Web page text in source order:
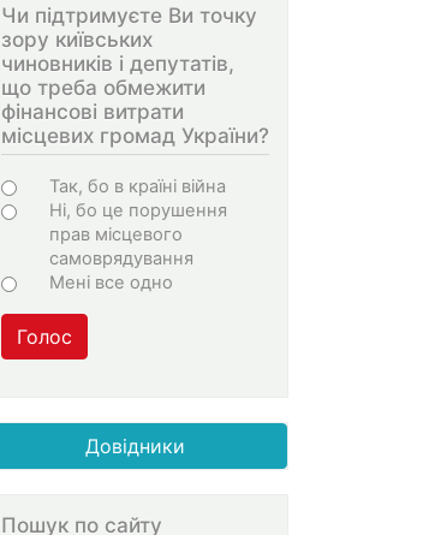
Чи підтримуєте Ви точку
зору київських
чиновників і депутатів,
що треба обмежити
фінансові витрати
місцевих громад України?
Choices
Так, бо в країні війна
Ні, бо це порушення
прав місцевого
самоврядування
Мені все одно
Голос
Довідники
Пошук по сайту